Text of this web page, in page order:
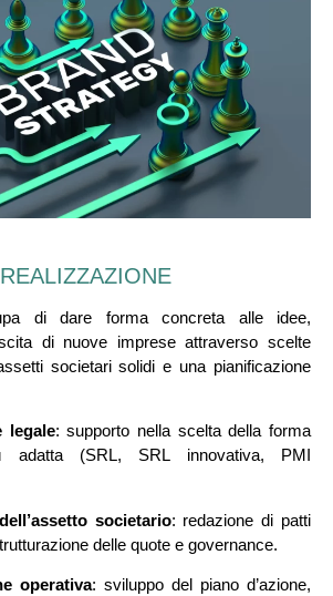
REALIZZAZIONE
di dare forma concreta alle idee,
di nuove imprese attraverso scelte
societari solidi e una pianificazione
legale: supporto nella scelta della forma
adatta (SRL, SRL innovativa, PMI
societario: redazione di patti
delle quote e governance.
operativa: sviluppo del piano d’azione,